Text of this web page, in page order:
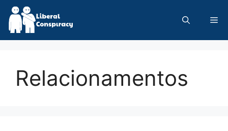
Skip
content
Relacionamentos